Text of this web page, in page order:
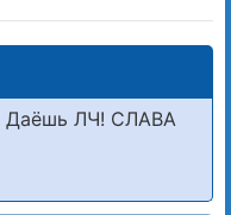
ЛЧ! СЛАВА